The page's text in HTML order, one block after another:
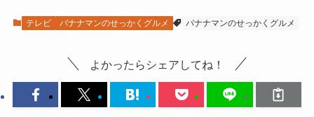
テレビ バナナマンのせっかくグルメ バナナマンのせっかくグルメ
よかったらシェアしてね！